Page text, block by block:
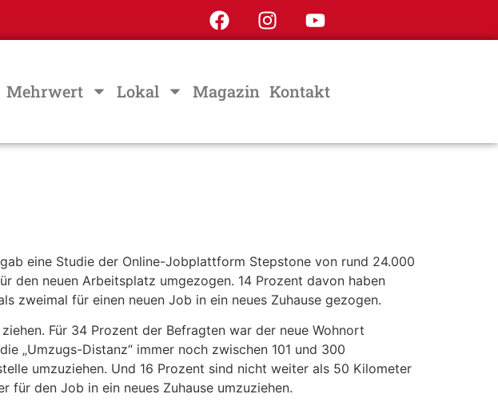
Mehrwert Lokal Magazin Kontakt
eine Studie der Online-Jobplattform Stepstone von rund 24.000
den neuen Arbeitsplatz umgezogen. 14 Prozent davon haben
zweimal für einen neuen Job in ein neues Zuhause gezogen.
Für 34 Prozent der Befragten war der neue Wohnort
„Umzugs-Distanz“ immer noch zwischen 101 und 300
umzuziehen. Und 16 Prozent sind nicht weiter als 50 Kilometer
für den Job in ein neues Zuhause umzuziehen.